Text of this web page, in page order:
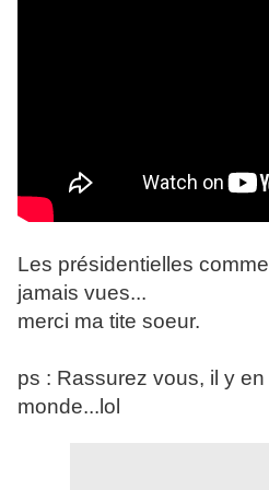
Les présidentielles
jamais vues...
merci ma tite soeur.
ps : Rassurez vous, il y
monde...lol